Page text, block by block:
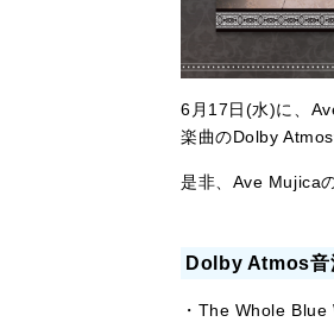
6月17日(水)に、
楽曲のDolby
是非、Ave Mujica
Dolby Atmos音
・The Whole Blue